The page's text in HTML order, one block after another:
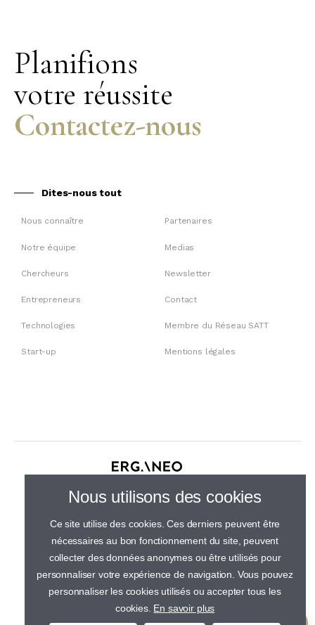
Planifions
votre réussite
Contactez-nous
Dites-nous tout
Nous connaître
Notre équipe
Chercheurs
Entrepreneurs
Technologies
Start-up
Partenaires
Medias
Newsletter
Contact
Membre du Réseau SATT
Mentions légales
01 44 23 21 50
Nous utilisons des cookies
Ce site utilise des cookies. Ces derniers peuvent être
nécessaires au bon fonctionnement du site, peuvent
collecter des données anonymes ou être utilisés pour
personnaliser votre expérience de navigation. Vous pouvez
personnaliser les cookies utilisés ou accepter tous les
cookies. En savoir plus